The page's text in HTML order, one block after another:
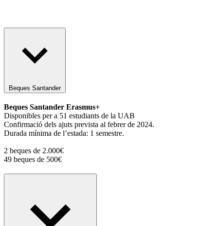
Beques Santander
Beques Santander Erasmus+
Disponibles per a 51 estudiants de la UAB
Confirmació dels ajuts prevista al febrer de 2024.
Durada mínima de l’estada: 1 semestre.
2 beques de 2.000€
49 beques de 500€